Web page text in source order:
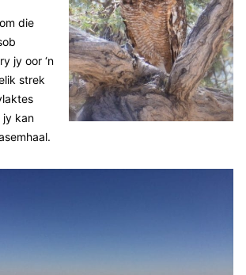
die
jy oor ‘n
strek
jy kan